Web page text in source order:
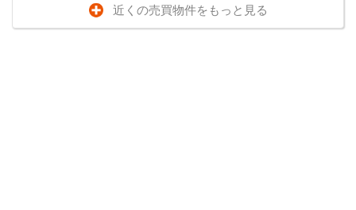
近くの売買物件をもっと見る